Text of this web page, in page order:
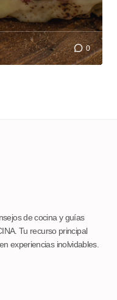
0
de cocina y guías
Tu recurso principal
experiencias inolvidables.